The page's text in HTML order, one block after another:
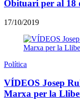
Obituari per al 18
17/10/2019
Política
VÍDEOS Josep
Marxa per la